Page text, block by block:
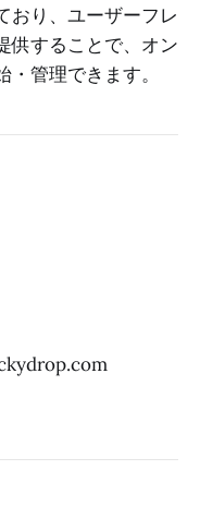
おり、ユーザーフレ
供することで、オン
管理できます。